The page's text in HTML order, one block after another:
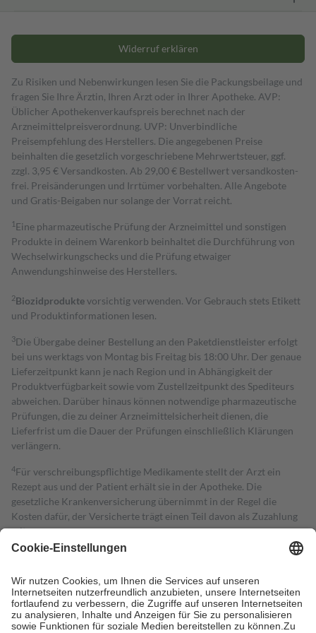
Widerruf erklären
Zu Risiken und Nebenwirkungen lesen Sie die Packungsbeilage und
fragen Sie Ihre Ärztin, Ihren Arzt oder in Ihrer Apotheke. AVP:
Üblicher Apothekenverkaufspreis berechnet nach der
Arzneimittelpreisverordnung. UVP: Unverbindliche
Preisempfehlung des Herstellers. Die angegebenen Preise
beinhalten die gesetzlich vorgeschriebene Mehrwertsteuer, ggf.
zzgl. 3,95 € Versandkosten. Ab 29,00 € Bestell­wert versand­kosten­
frei. Preisänderungen und Irrtümer vorbehalten. Alle Angebote
und Gratis-Beigaben nur solange der Vorrat reicht.
1 Eine pharmazeutische Prüfung der Arzneimittel und sonstigen
Produkte in deinem Warenkorb beinhaltet die Durchführung von
Wechselwirkungschecks und die Prüfung etwaiger
Anwendungshinweise des Herstellers.
2Biozidproduktevorsichtig verwenden. Vor Gebrauch stets Etikett
und Produktinformationen lesen.
3Die Übergabe deiner Bestellung an den Paketdienstleister erfolgt
bei uns werktags von Montag bis Freitag bis 18:00 Uhr. Der genaue
Lieferzeitpunkt kann je nach Region und in Abhängigkeit der
Produktverfügbarkeit sowie vom Zustellzeitpunkt des Spediteurs
abweichen. Darüber hinaus können notwendige pharmazeutische
Prüfungen, die zu deiner Arzneimittelsicherheit dienen, die
Lieferfrist um die Dauer der Prüfungen einschließlich Klärungen
verlängern.
4Für verschreibungspflichtige Medikamente stellt der Arzt ein
Rezept aus und der Patient erhält sie in der Apotheke. Die
gesetzliche Krankenversicherung übernimmt in der Regel die
Kosten dafür, der Versicherte trägt einen Teil davon als Zuzahlung
mit.
Grundsätzlich leisten Mitglieder Zuzahlungen in Höhe von zehn
höchstens zehn Euro.
Es sind jedoch nie mehr als die tatsächlichen
Kosten der Leistung zu entrichten.
Diese Regeln gelten grundsätzlich auch für Online-Apotheken.
Bei Heilmitteln und häuslicher Krankenpflege beträgt die